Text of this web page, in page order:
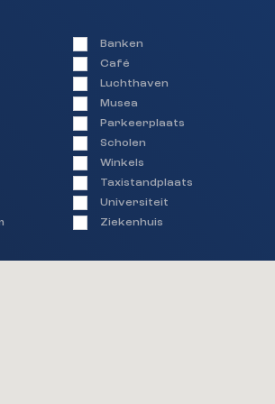
hiervoor nog geen documenten
we vragen deze uitsluitend op
in aanmerking komt voor
het appartement;
worden op volgorde van
Zodra alle beschikbare
ingepland word je automatisch op
geplaatst. Indien er een plek
wij contact op met de
kandidaat op de reservelijst;
vinden plaats op
Banken
Café
Luchthaven
Musea
Parkeerplaats
Scholen
Winkels
Taxistandplaats
Universiteit
Ziekenhuis